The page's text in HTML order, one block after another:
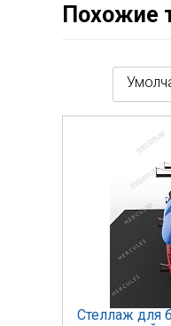
Похожие
Стеллаж для